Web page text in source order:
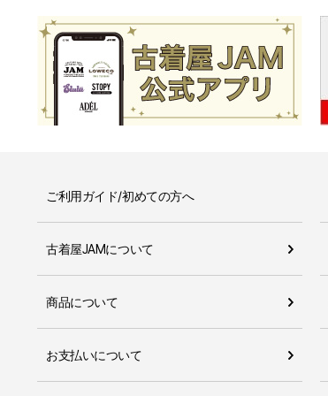
ご利用ガイド/初めての方へ
古着屋JAMについて
商品について
お支払いについて